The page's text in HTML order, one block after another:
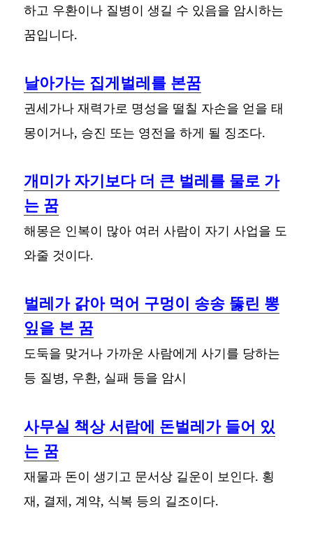
하고 우환이나 질병이 생길 수 있음을 암시하는
꿈입니다.
날아가는 집게벌레를 본꿈
권세가나 재력가로 명성을 떨칠 자손을 얻을 태
몽이거나, 승진 또는 영전을 하게 될 징조다.
개미가 자기보다 더 큰 벌레를 물로 가
는 꿈
해몽은 인복이 많아 여러 사람이 자기 사업을 도
와줄 것이다.
벌레가 갉아 먹어 구멍이 송송 뚫린 뽕
잎을 본 꿈
도둑을 맞거나 가까운 사람에게 사기를 당하는
등 질병, 우환, 실패 등을 암시
사무실 책상 서랍에 돈벌레가 들어 있
는 꿈
재물과 돈이 생기고 문서상 길운이 보인다. 횡
재, 결제, 계약, 식복 등의 길조이다.